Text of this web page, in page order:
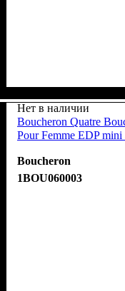
Нет в наличии
Boucheron Quatre
Pour Femme EDP mini
Boucheron
1BOU060003